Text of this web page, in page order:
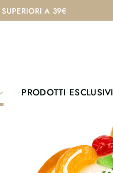
A 39€
PRODOTTI ESCLUSIVI